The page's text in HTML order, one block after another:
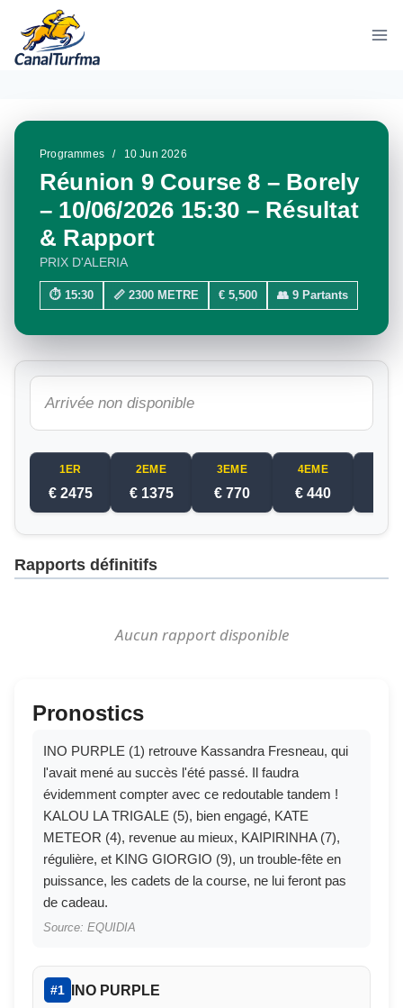
contenu
Programmes / 10 Jun 2026
Réunion 9 Course 8 – Borely
– 10/06/2026 15:30 – Résultat
& Rapport
PRIX D'ALERIA
⏱ 15:30 📏 2300 METRE € 5,500 👥 9 Partants
Arrivée non disponible
1ER
€ 2475
2EME
€ 1375
3EME
€ 770
4EME
€ 440
Rapports définitifs
Aucun rapport disponible
Pronostics
INO PURPLE (1) retrouve Kassandra Fresneau, qui
l'avait mené au succès l'été passé. Il faudra
évidemment compter avec ce redoutable tandem !
KALOU LA TRIGALE (5), bien engagé, KATE
METEOR (4), revenue au mieux, KAIPIRINHA (7),
régulière, et KING GIORGIO (9), un trouble-fête en
puissance, les cadets de la course, ne lui feront pas
de cadeau.
Source: EQUIDIA
#1 INO PURPLE